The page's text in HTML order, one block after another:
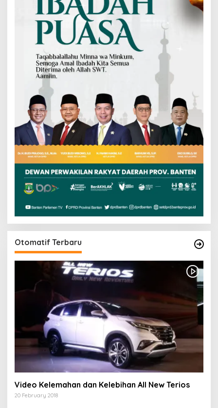
Otomatif Terbaru
Video Kelemahan dan Kelebihan All New Terios
20 February 2018